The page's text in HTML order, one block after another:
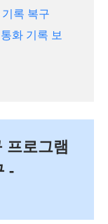
록 복구
화 기록 보
프로그램
-